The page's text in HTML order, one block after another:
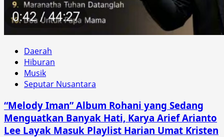
Daerah
Hiburan
Musik
Seputar Nusantara
“Melody Iman” Album Rohani yang Sedang
Menguatkan Banyak Hati, Karya Arief Arianto
Lee Layak Masuk Playlist Harian Umat Kristen